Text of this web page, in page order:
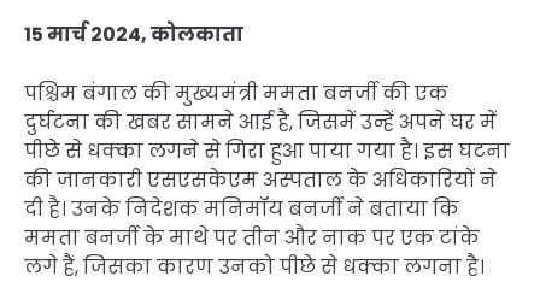
15 मार्च 2024, कोलकाता
पश्चिम बंगाल की मुख्यमंत्री ममता बनर्जी की एक
दुर्घटना की खबर सामने आई है, जिसमें उन्हें अपने घर में
पीछे से धक्का लगने से गिरा हुआ पाया गया है। इस घटना
की जानकारी एसएसकेएम अस्पताल के अधिकारियों ने
दी है। उनके निदेशक मनिमॉय बनर्जी ने बताया कि
ममता बनर्जी के माथे पर तीन और नाक पर एक टांके
लगे हैं, जिसका कारण उनको पीछे से धक्का लगना है।